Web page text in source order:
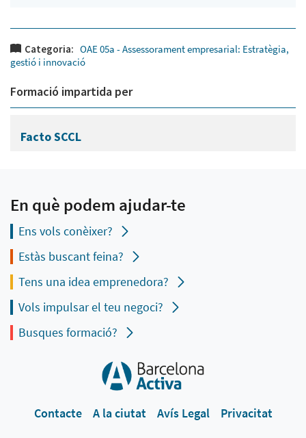
Categoria: OAE 05a - Assessorament empresarial: Estratègia,
gestió i innovació
Formació impartida per
Facto SCCL
En què podem ajudar-te
Ens vols conèixer?
Estàs buscant feina?
Tens una idea emprenedora?
Vols impulsar el teu negoci?
Busques formació?
Contacte A la ciutat Avís Legal Privacitat